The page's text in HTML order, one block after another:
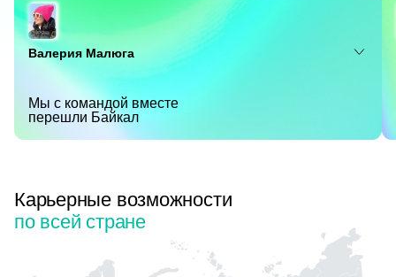
Валерия Малюга
Мы с командой вместе
перешли Байкал
Карьерные возможности
по всей стране